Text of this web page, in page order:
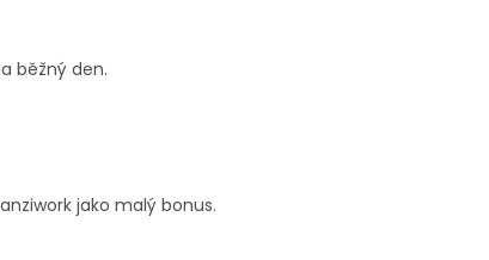
běžný den.
jako malý bonus.